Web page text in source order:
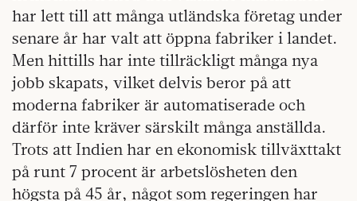
har lett till att många utländska företag under
senare år har valt att öppna fabriker i landet.
Men hittills har inte tillräckligt många nya
jobb skapats, vilket delvis beror på att
moderna fabriker är automatiserade och
därför inte kräver särskilt många anställda.
Trots att Indien har en ekonomisk tillväxttakt
på runt 7 procent är arbetslösheten den
högsta på 45 år, något som regeringen har